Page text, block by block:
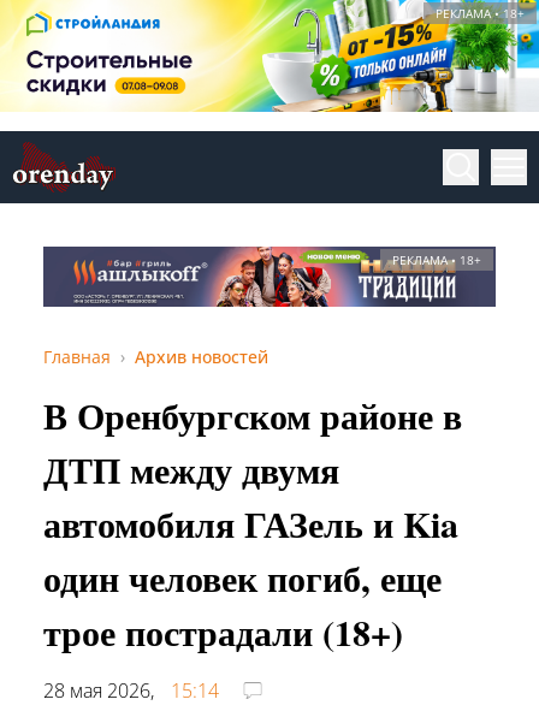
РЕКЛАМА • 18+
РЕКЛАМА • 18+
Главная Архив новостей
В Оренбургском районе в
ДТП между двумя
автомобиля ГАЗель и Kia
один человек погиб, еще
трое пострадали (18+)
28 мая 2026,
15:14